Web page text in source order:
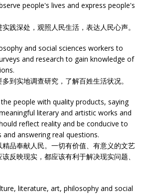
people's lives and express people's
践深处，观照人民生活，表达人民心声。
and social sciences workers to
and research to gain knowledge of
到实地调查研究，了解百姓生活状况。
people with quality products, saying
literary and artistic works and
reflect reality and be conducive to
answering real questions.
品奉献人民。一切有价值、有意义的文艺
反映现实，都应该有利于解决现实问题、
literature, art, philosophy and social